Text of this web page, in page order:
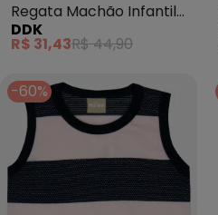
Regata Machão Infantil
Dino Let¿S Play Amarelo
DDK
R$ 31,43R$ 44,90
-60%